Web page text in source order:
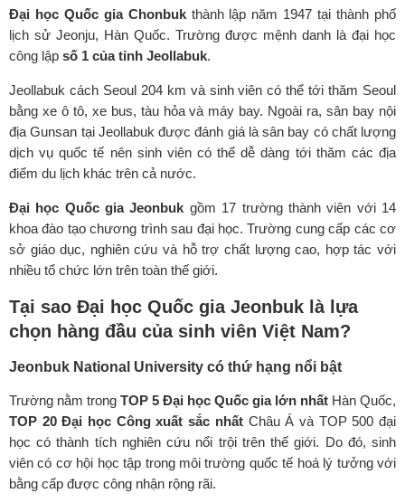
Đại học Quốc gia Chonbukthành lập năm 1947 tại thành phố
lịch sử Jeonju, Hàn Quốc. Trường được mệnh danh là đại học
công lập số 1 của tỉnh Jeollabuk.
Jeollabuk cách Seoul 204 km và sinh viên có thể tới thăm Seoul
bằng xe ô tô, xe bus, tàu hỏa và máy bay. Ngoài ra, sân bay nội
địa Gunsan tại Jeollabuk được đánh giá là sân bay có chất lượng
dịch vụ quốc tế nên sinh viên có thể dễ dàng tới thăm các địa
điểm du lịch khác trên cả nước.
Đại học Quốc gia Jeonbuk gồm 17 trường thành viên với 14
khoa đào tạo chương trình sau đại học. Trường cung cấp các cơ
sở giáo dục, nghiên cứu và hỗ trợ chất lượng cao, hợp tác với
nhiều tổ chức lớn trên toàn thế giới.
Tại sao Đại học Quốc gia Jeonbuk là lựa
chọn hàng đầu của sinh viên Việt Nam?
Jeonbuk National University có thứ hạng nổi bật
Trường nằm trong TOP 5 Đại học Quốc gia lớn nhất Hàn Quốc,
TOP 20 Đại học Công xuất sắc nhấtChâu Á và TOP 500 đại
học có thành tích nghiên cứu nổi trội trên thế giới. Do đó, sinh
viên có cơ hội học tập trong môi trường quốc tế hoá lý tưởng với
bằng cấp được công nhận rộng rãi.